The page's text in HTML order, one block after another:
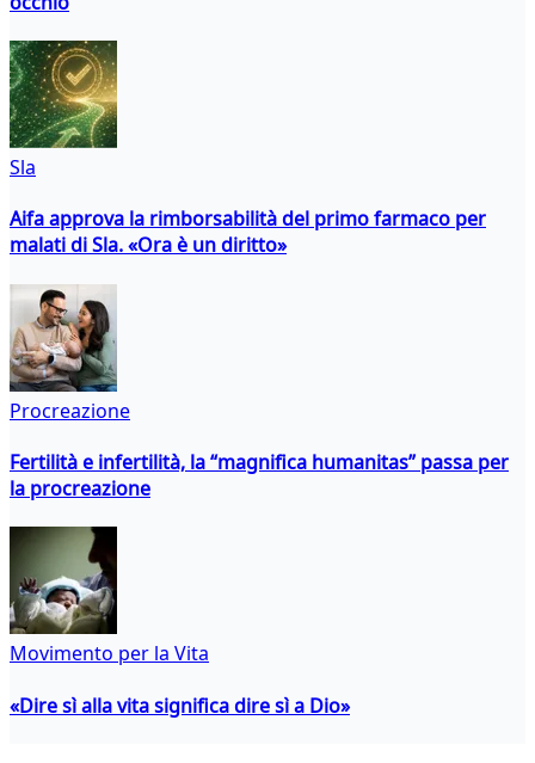
Sla
Aifa approva la rimborsabilità del primo farmaco per
malati di Sla. «Ora è un diritto»
Procreazione
Fertilità e infertilità, la “magnifica humanitas” passa per
la procreazione
Movimento per la Vita
«Dire sì alla vita significa dire sì a Dio»